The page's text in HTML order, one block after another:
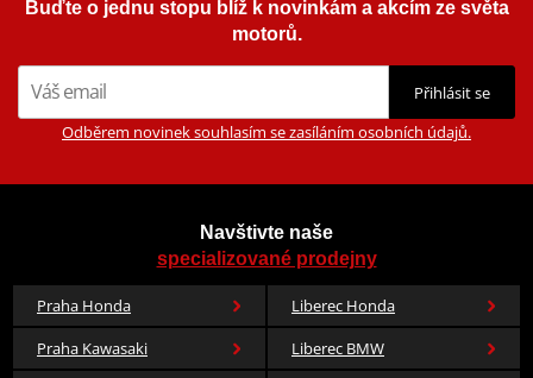
Výrobce
RST
Určení
Na cestování
Barva
flo zelená
polyester
Buďte o jednu stopu blíž k novinkám a akcím ze světa
motorů.
Přihlásit se
Odběrem novinek souhlasím se zasíláním osobních údajů.
Navštivte naše
specializované prodejny
Praha Honda
Liberec Honda
Praha Kawasaki
Liberec BMW